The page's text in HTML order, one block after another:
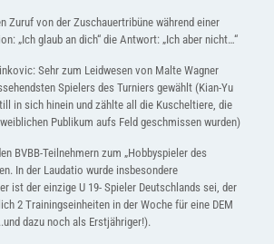
Zuruf von der Zuschauertribüne während einer
„Ich glaub an dich“ die Antwort: „Ich aber nicht…“
Sehr zum Leidwesen von Malte Wagner
Spielers des Turniers gewählt (Kian-Yu
in sich hinein und zählte all die Kuscheltiere, die
Publikum aufs Feld geschmissen wurden)
BVBB-Teilnehmern zum „Hobbyspieler des
In der Laudatio wurde insbesondere
ist der einzige U 19- Spieler Deutschlands sei, der
2 Trainingseinheiten in der Woche für eine DEM
dazu noch als Erstjähriger!).